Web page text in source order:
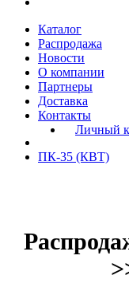
Каталог
Распродажа
Новости
О компании
Партнеры
Доставка
Контакты
Личный
ПК-35 (КВТ)